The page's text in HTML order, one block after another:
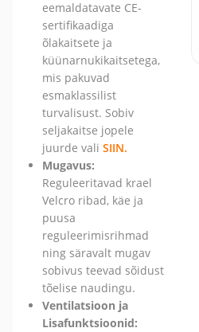
eemaldatavate CE-
sertifikaadiga
õlakaitsete ja
küünarnukikaitsetega,
mis pakuvad
esmaklassilist
turvalisust. Sobiv
seljakaitse jopele
juurde vali SIIN.
Mugavus:
Reguleeritavad krael
Velcro ribad, käe ja
puusa
reguleerimisrihmad
ning säravalt mugav
sobivus teevad sõidust
tõelise naudingu.
Ventilatsioon ja
Lisafunktsioonid: